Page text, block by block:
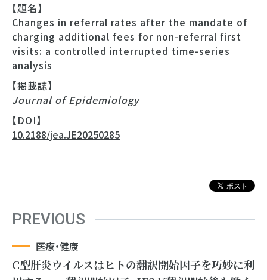
【題名】
Changes in referral rates after the mandate of
charging additional fees for non-referral first
visits: a controlled interrupted time-series
analysis
【掲載誌】
Journal of Epidemiology
【DOI】
10.2188/jea.JE20250285
PREVIOUS
医療・健康
C型肝炎ウイルスはヒトの翻訳開始因子を巧妙に利